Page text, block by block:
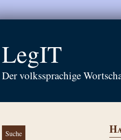
LegIT
Der volkssprachige
Suche